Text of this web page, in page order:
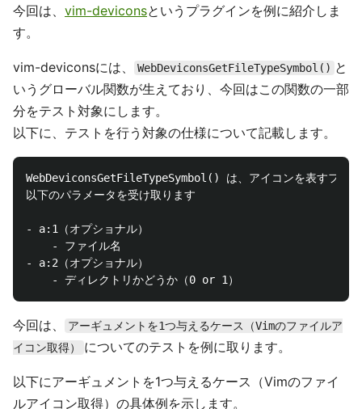
今回は、 vim-deviconsというプラグインを例に紹介しま
す。
vim-deviconsには、 WebDeviconsGetFileTypeSymbol() と
いうグローバル関数が生えており、今回はこの関数の一部
分をテスト対象にします。
以下に、テストを行う対象の仕様について記載します。
WebDeviconsGetFileTypeSymbol() は、アイコンを表すフォン
以下のパラメータを受け取ります
- a:1（オプショナル）
    - ファイル名
- a:2（オプショナル）
今回は、
アーギュメントを1つ与えるケース（Vimのファイルア
イコン取得）
についてのテストを例に取ります。
以下にアーギュメントを1つ与えるケース（Vimのファイ
ルアイコン取得）の具体例を示します。